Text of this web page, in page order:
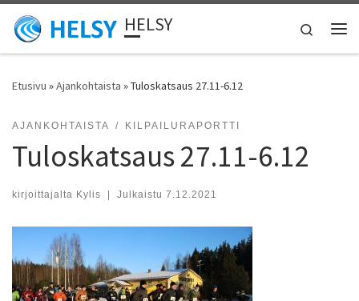
Skip to content HELSY
Search
Etusivu »Ajankohtaista »Tuloskatsaus 27.11-6.12
AJANKOHTAISTA KILPAILURAPORTTI
Tuloskatsaus 27.11-6.12
kirjoittajalta Kylis | Julkaistu 7.12.2021